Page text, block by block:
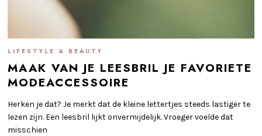
LIFESTYLE & BEAUTY
MAAK VAN JE LEESBRIL JE FAVORIETE
MODEACCESSOIRE
Herken je dat? Je merkt dat de kleine lettertjes steeds lastiger te
lezen zijn. Een leesbril lijkt onvermijdelijk. Vroeger voelde dat
misschien